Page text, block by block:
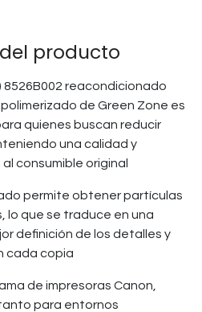
producto
8526B002 reacondicionado
de Green Zone es
quienes buscan reducir
una calidad y
consumible original
permite obtener partículas
lo que se traduce en una
definición de los detalles y
cada copia
de impresoras Canon,
para entornos